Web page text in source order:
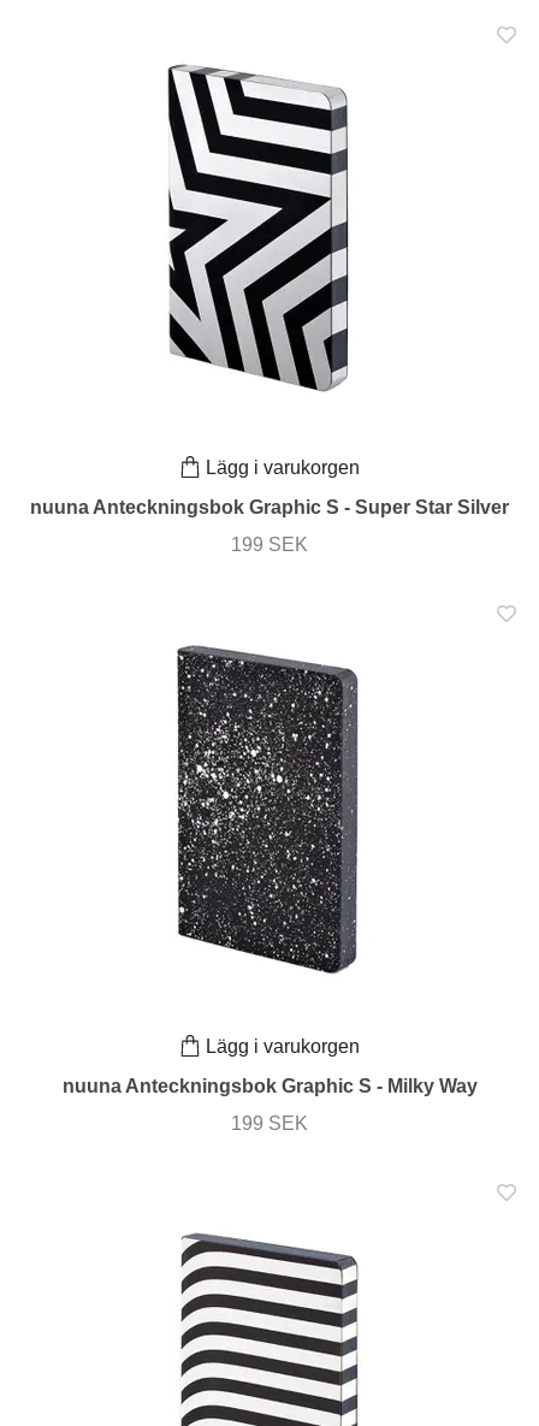
Lägg i varukorgen
nuuna Anteckningsbok Graphic S - Super Star Silver
199 SEK
Lägg i varukorgen
nuuna Anteckningsbok Graphic S - Milky Way
199 SEK